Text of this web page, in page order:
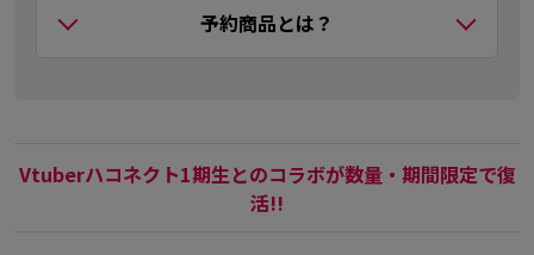
予約商品とは？
Vtuberハコネクト1期生とのコラボが数量・期間限定で復
活!!